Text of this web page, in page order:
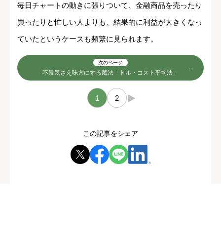
毎日チャートの動きに張りついて、金融商品を売ったり
買ったりと忙しい人よりも、結果的に利益が大きくなっ
ていたというケースも頻繁に見られます。
次のページ
不景気さえ味方にする魔法「ドル・コスト平均法」
1 2 →
この記事をシェア